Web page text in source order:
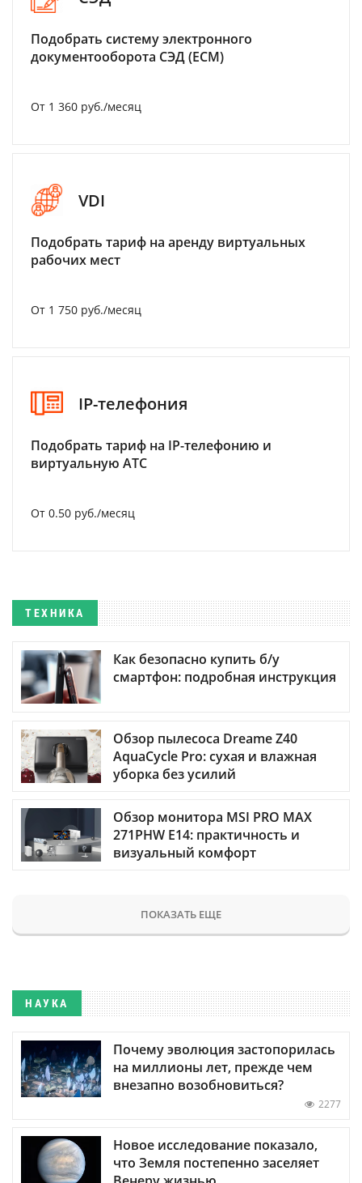
Подобрать систему электронного
документооборота СЭД (ECM)
От 1 360 руб./месяц
VDI
Подобрать тариф на аренду виртуальных
рабочих мест
От 1 750 руб./месяц
IP-телефония
Подобрать тариф на IP-телефонию и
виртуальную АТС
От 0.50 руб./месяц
ТЕХНИКА
Как безопасно купить б/у
смартфон: подробная инструкция
Обзор пылесоса Dreame Z40
AquaCycle Pro: сухая и влажная
уборка без усилий
Обзор монитора MSI PRO MAX
271PHW E14: практичность и
визуальный комфорт
ПОКАЗАТЬ ЕЩЕ
НАУКА
Почему эволюция застопорилась
на миллионы лет, прежде чем
внезапно возобновиться?
2277
Новое исследование показало,
что Земля постепенно заселяет